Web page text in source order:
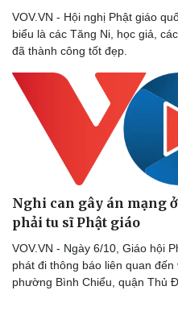
Doanh nghiệp
Thông tin doanh nghiệp
Doanh nhân
Vì cộng đồng
VOV.VN - Hội nghị Phật giáo
biểu là các Tăng Ni, học giả,
đã thành công tốt đẹp.
Nghi can gây án mạng
phải tu sĩ Phật giáo
VOV.VN - Ngày 6/10, Giáo hội
phát đi thông báo liên quan
phường Bình Chiểu, quận Thủ